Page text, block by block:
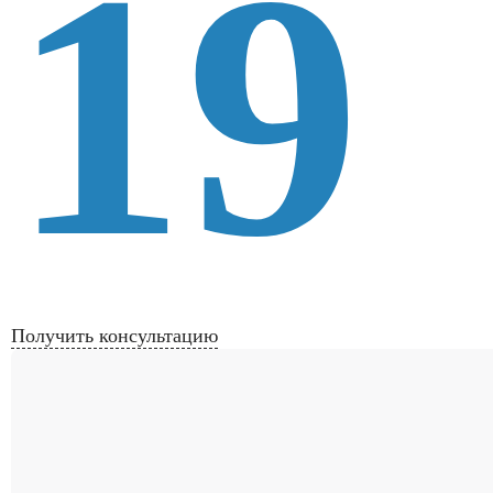
19
Получить консультацию